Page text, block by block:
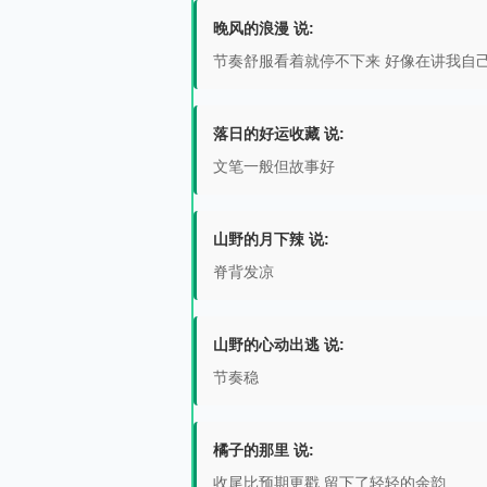
晚风的浪漫 说:
节奏舒服看着就停不下来 好像在讲我自
落日的好运收藏 说:
文笔一般但故事好
山野的月下辣 说:
脊背发凉
山野的心动出逃 说:
节奏稳
橘子的那里 说:
收尾比预期更戳 留下了轻轻的余韵